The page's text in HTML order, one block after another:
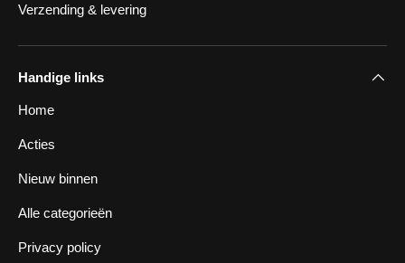
Verzending & levering
Handige links
Home
Acties
Nieuw binnen
Alle categorieën
Privacy policy